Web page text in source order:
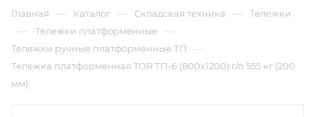
Главная — Каталог — Складская техника — Тележки
— Тележки платформенные —
Тележки ручные платформенные ТП —
Тележка платформенная TOR ТП-6 (800х1200) г/п 555 кг (200
мм)